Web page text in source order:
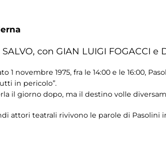
con GIAN LUIGI FOGACCI e
1 novembre 1975, fra le 14:00 e le 16:00,
in pericolo”.
il giorno dopo, ma il destino volle
attori teatrali rivivono le parole di Pasolini